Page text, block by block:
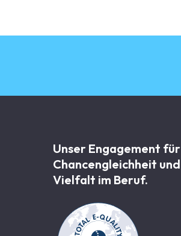
Unser Engagement für
Chancen­gleichheit und
Vielfalt im Beruf.